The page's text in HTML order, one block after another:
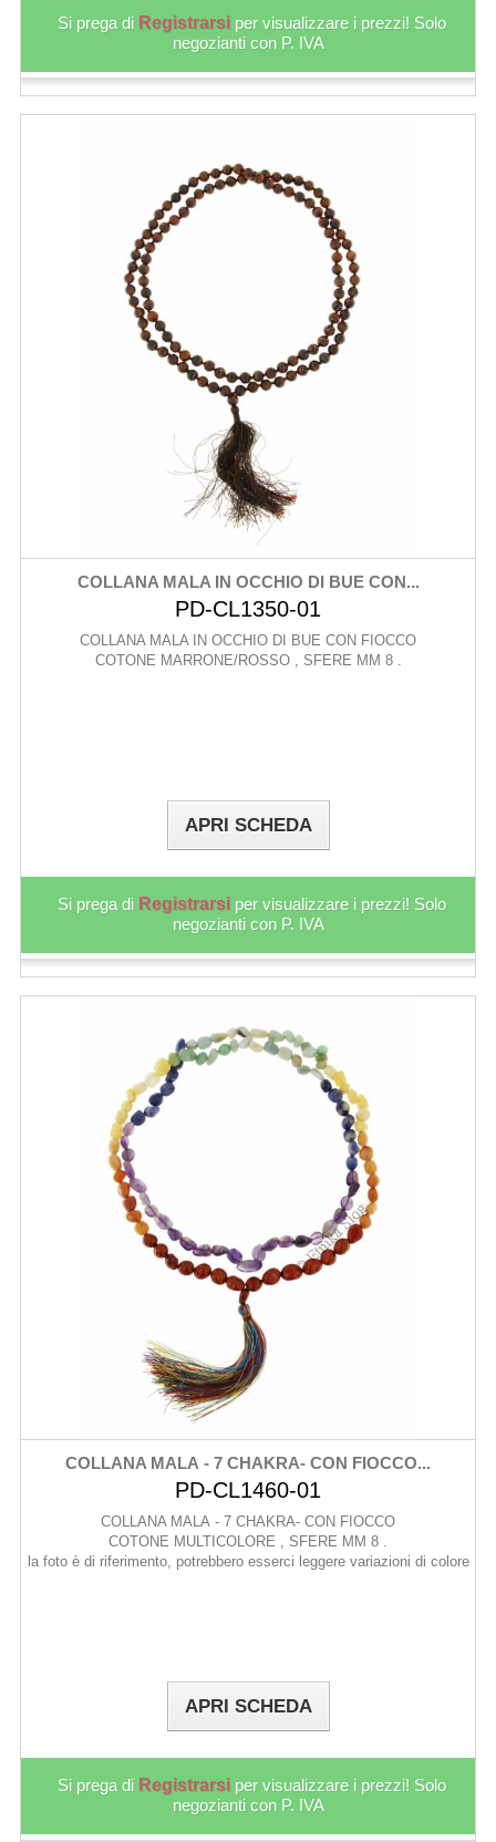
Si prega di Registrarsi per visualizzare i prezzi! Solo
negozianti con P. IVA
COLLANA MALA IN OCCHIO DI BUE CON...
PD-CL1350-01
COLLANA MALA IN OCCHIO DI BUE CON FIOCCO
COTONE MARRONE/ROSSO , SFERE MM 8 .
APRI SCHEDA
Si prega di Registrarsi per visualizzare i prezzi! Solo
negozianti con P. IVA
COLLANA MALA - 7 CHAKRA- CON FIOCCO...
PD-CL1460-01
COLLANA MALA - 7 CHAKRA- CON FIOCCO
COTONE MULTICOLORE , SFERE MM 8 .
la foto è di riferimento, potrebbero esserci leggere variazioni di colore
APRI SCHEDA
Si prega di Registrarsi per visualizzare i prezzi! Solo
negozianti con P. IVA